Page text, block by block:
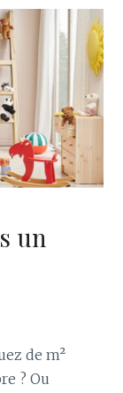
un
de m²
? Ou